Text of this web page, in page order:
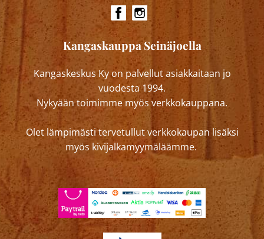
Kangaskauppa Seinäjoella
Kangaskeskus Ky on palvellut asiakkaitaan jo
vuodesta 1994.
Nykyään toimimme myös verkkokauppana.
Olet lämpimästi tervetullut verkkokaupan lisäksi
myös kivijalkamyymäläämme.